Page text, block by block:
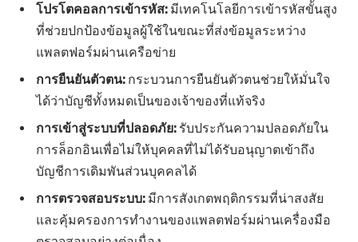
โปรโตคอลการเข้ารหัส: มีเทคโนโลยีการเข้ารหัสขั้นสูง
ที่ช่วยปกป้องข้อมูลผู้ใช้ในขณะที่ส่งข้อมูลระหว่าง
แพลตฟอร์มผ่านเครือข่าย
การยืนยันตัวตน: กระบวนการยืนยันตัวตนช่วยให้มั่นใจ
ได้ว่าบัญชีทั้งหมดเป็นของเจ้าของที่แท้จริง
การเข้าสู่ระบบที่ปลอดภัย: รับประกันความปลอดภัยใน
การล็อกอินเพื่อไม่ให้บุคคลที่ไม่ได้รับอนุญาตเข้าถึง
บัญชีการเดิมพันส่วนบุคคลได้
การตรวจสอบระบบ: มีการสังเกตพฤติกรรมที่น่าสงสัย
และคุ้มครองการทำงานของแพลตฟอร์มผ่านเครื่องมือ